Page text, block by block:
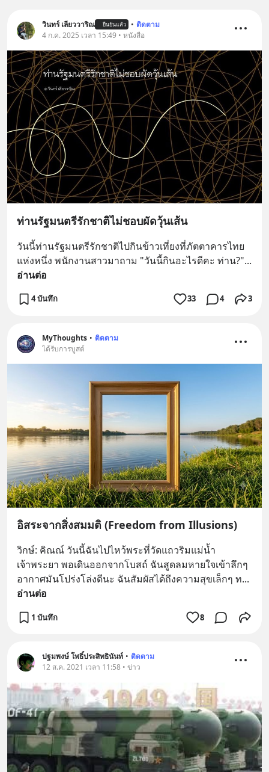
วินทร์ เลียววาริณ ยืนยันแล้ว • ติดตาม
4 ก.ค. 2025 เวลา 15:49 • หนังสือ
ท่านรัฐมนตรีรักชาติไม่ชอบผัดวุ้นเส้น
วันนี้ท่านรัฐมนตรีรักชาติไปกินข้าวเที่ยงที่ภัตตาคารไทย
แห่งหนึ่ง พนักงานสาวมาถาม "วันนี้กินอะไรดีคะ ท่าน?"
อ่านต่อ
4 บันทึก 33 4 3
MyThoughts • ติดตาม
ได้รับการบูสต์
อิสระจากสิ่งสมมติ (Freedom from Illusions)
วิกษ์: คิณณ์ วันนี้ฉันไปไหว้พระที่วัดแถวริมแม่น้ำ
เจ้าพระยา พอเดินออกจากโบสถ์ ฉันสูดลมหายใจเข้าลึกๆ
อากาศมันโปร่งโล่งดีนะ ฉันสัมผัสได้ถึงความสุขเล็กๆ ท
อ่านต่อ
1 บันทึก 8
ปฐมพงษ์ โพธิ์ประสิทธินันท์ • ติดตาม
12 ส.ค. 2021 เวลา 11:58 • ข่าว